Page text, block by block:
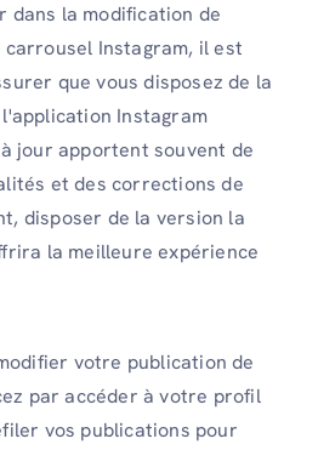
dans la modification de
Instagram, il est
que vous disposez de la
Instagram
jour apportent souvent de
et des corrections de
disposer de la version la
la meilleure expérience
votre publication de
par accéder à votre profil
vos publications pour